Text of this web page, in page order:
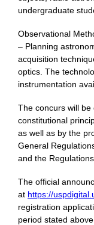
undergraduate
Observational
– Planning
acquisition
optics. The
instrumentation
The concurs will be
constitutional
as well as by the
General
and the
The official
at https://
registration
period stated above.